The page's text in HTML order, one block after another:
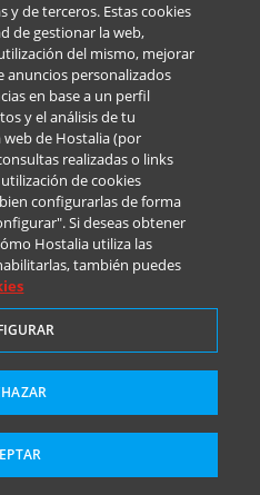
y de terceros. Estas cookies
de gestionar la web,
del mismo, mejorar
anuncios personalizados
en base a un perfil
y el análisis de tu
de Hostalia (por
realizadas o links
de cookies
configurarlas de forma
Si deseas obtener
Hostalia utiliza las
también puedes